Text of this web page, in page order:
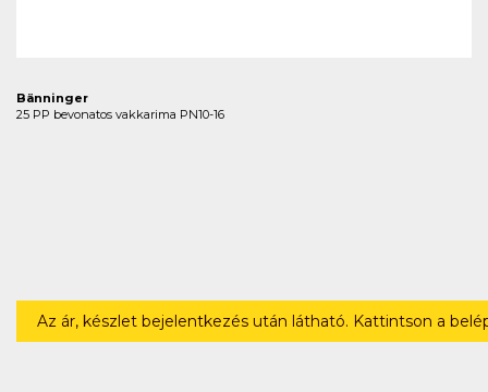
Bänninger
25 PP bevonatos vakkarima PN10-16
Az ár, készlet bejelentkezés után látható. Kattintson a